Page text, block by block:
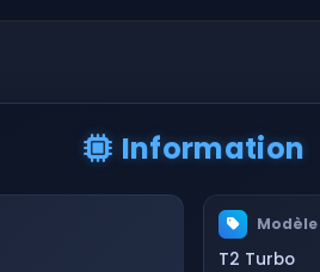
Information
Modèle
T2 Turbo